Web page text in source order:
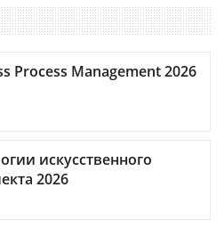
Process Management 2026
искусственного
2026